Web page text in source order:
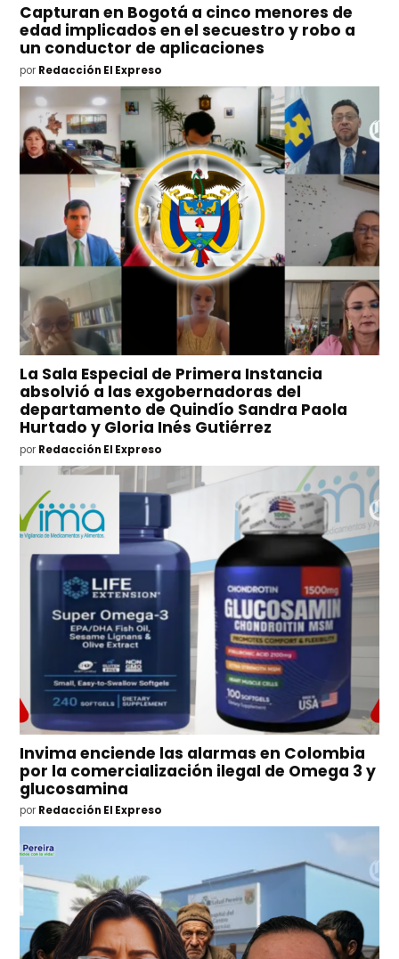
Capturan en Bogotá a cinco menores de
edad implicados en el secuestro y robo a
un conductor de aplicaciones
por Redacción El Expreso
La Sala Especial de Primera Instancia
absolvió a las exgobernadoras del
departamento de Quindío Sandra Paola
Hurtado y Gloria Inés Gutiérrez
por Redacción El Expreso
Invima enciende las alarmas en Colombia
por la comercialización ilegal de Omega 3 y
glucosamina
por Redacción El Expreso